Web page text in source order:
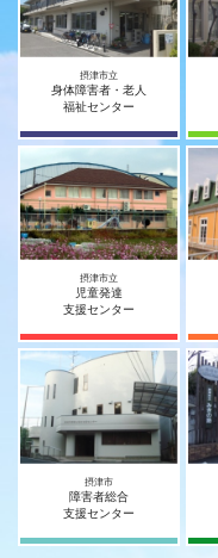
摂津市立
身体障害者・老人
福祉センター
摂津市立
児童発達
支援センター
摂津市
障害者総合
支援センター